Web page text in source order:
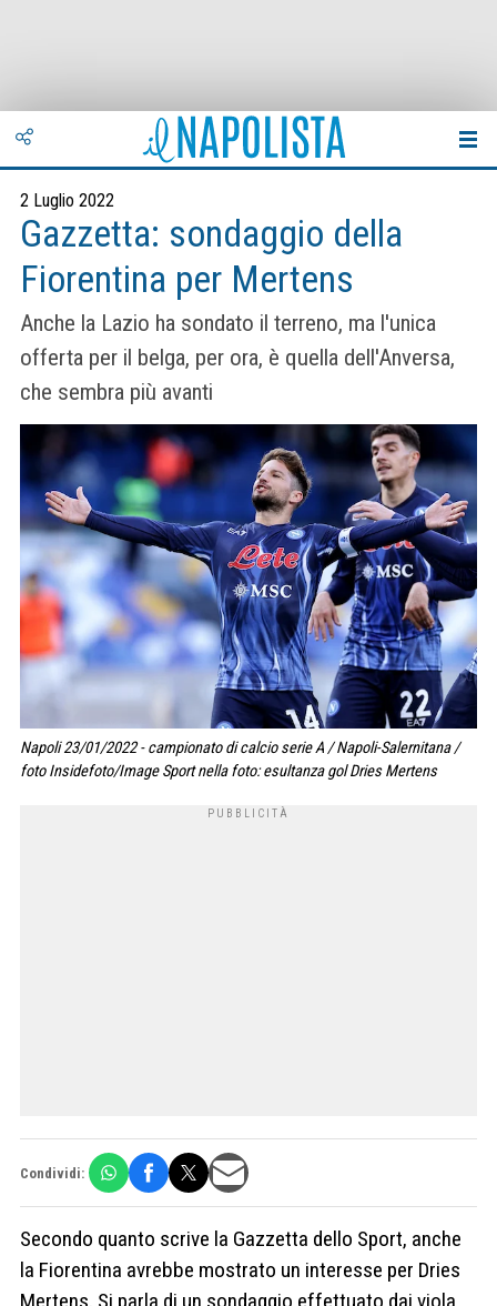
2 Luglio 2022
Gazzetta: sondaggio della
Fiorentina per Mertens
Anche la Lazio ha sondato il terreno, ma l'unica
offerta per il belga, per ora, è quella dell'Anversa,
che sembra più avanti
Napoli 23/01/2022 - campionato di calcio serie A / Napoli-Salernitana /
foto Insidefoto/Image Sport nella foto: esultanza gol Dries Mertens
Condividi:
Secondo quanto scrive la Gazzetta dello Sport, anche
la Fiorentina avrebbe mostrato un interesse per Dries